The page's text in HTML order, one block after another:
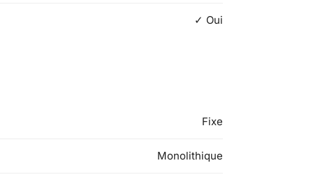
✓ Oui
Fixe
Monolithique